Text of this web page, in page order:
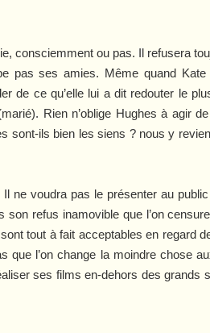
consciemment ou pas. Il refusera
pas ses amies. Même quand Kate
de ce qu’elle lui a dit redouter le
Rien n’oblige Hughes à agir
sont-ils bien les siens ? nous y
ne voudra pas le présenter au
refus inamovible que l’on
tout à fait acceptables en regard
que l’on change la moindre chose
ses films en-dehors des grands